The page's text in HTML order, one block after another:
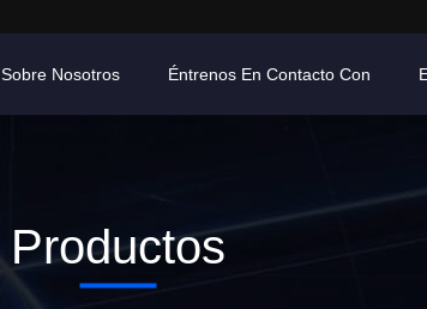
Sobre Nosotros Éntrenos En Contacto Con
Productos